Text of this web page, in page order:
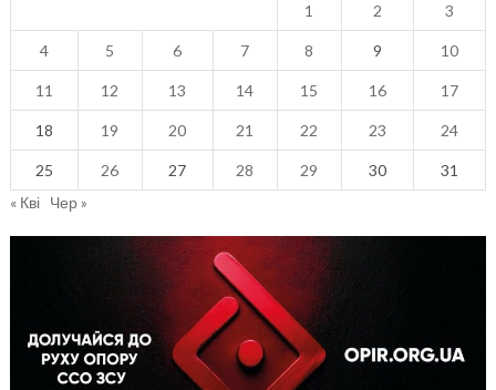
1 2 3
4 5 6 7 8 9 10
11 12 13 14 15 16 17
18 19 20 21 22 23 24
25 26 27 28 29 30
31
« Кві Чер »